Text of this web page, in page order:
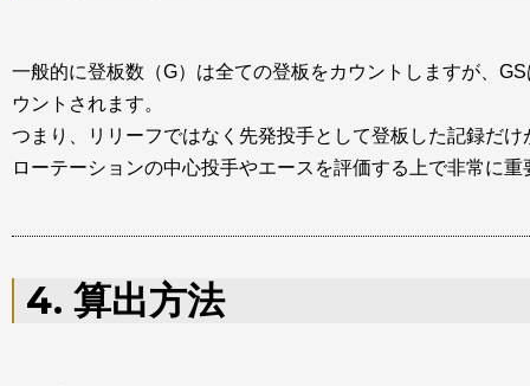
一般的に登板数（G）は全ての登板をカウントしますが、
ウントされます。
つまり、リリーフではなく先発投手として登板した記録だ
ローテーションの中心投手やエースを評価する上で非常に重
4. 算出方法